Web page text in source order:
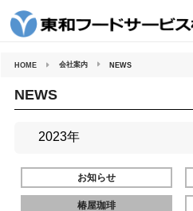
HOME 会社案内 NEWS
NEWS
お知らせ
椿屋珈琲